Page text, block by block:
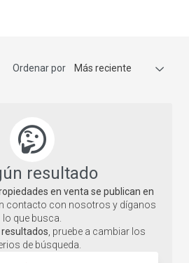
Ordenar por Más reciente
resultado
en venta se publican en
contacto con nosotros y díganos
lo que busca.
, pruebe a cambiar los
de búsqueda.